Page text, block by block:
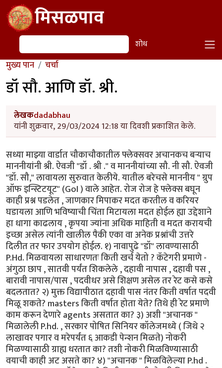
Skip to main contentमिसळपाव
शोध शोध
मुख्य पान चर्चा
डॉ सौ. आणि डॉ. श्री.
लेखकdadabhau
यांनी शुक्रवार, 29/03/2024 12:18 या दिवशी प्रकाशित केले.
सध्या माझ्या वार्डात चौकाचौकातील फ्लेक्सवर अचानकच बऱ्याच
माननीयांनी श्री. ऐवजी "डॉ . श्री ." व माननीयांच्या सौ. नी सौ. ऐवजी
"डॉ. सौ," लावायला सुरुवात केलीये. यातील बरेचसे माननीय " ग्रुप
ऑफ इन्स्टिटयूट" (GoI ) वाले आहेत. रोज रोज हे फ्लेक्स बघून
काही प्रश्न पडलेत , जाणकार मिपाकर मदत करतील व करियर
घडायला आणि भविष्याची चिंता मिटायला मदत होईल ह्या उद्देशाने
हा धागा काढलाय , कृपया ज्यांना अधिक माहिती व मदत करायची
इच्छा असेल त्यांनी खालील पैकी एका वा अनेक प्रश्नांची उत्तरे
दिलीत तर फार उपयोग होईल. १) नावापुढे "डॉ" लावण्यासाठी
P.Hd. मिळवायला साधारणतः किती खर्च येतो ? कॅटेगरी प्रमाणे -
अंगुठा छाप , सातवी पर्यंत शिकलेले , दहावी नापास , दहावी पस ,
बारावी नापास/पास , पदवीधर असे शिक्षण असेल तर रेट कसे कसे
बदलतात? २) मुक्त विद्यापीठात दहावी पास नंतर किती वर्षात पदवी
मिळू शकते? masters किती वर्षात होता येते? तिथे ही रेट प्रमाणे
काम करून देणारे agents असतात का? ३) अशी "अचानक "
मिळालेली P.hd. , सरकार पोषित सिनियर कॉलेजमध्ये ( जिथे २
लाखावर पगार व मरेपर्यंत ६ आकडी पेन्शन मिळते) नोकरी
मिळण्यासाठी ग्राह्य धरतात का? तशी नोकरी मिळविण्यासाठी
वयाची काही अट असते का? ४) "अचानक " मिळविलेल्या P.hd .